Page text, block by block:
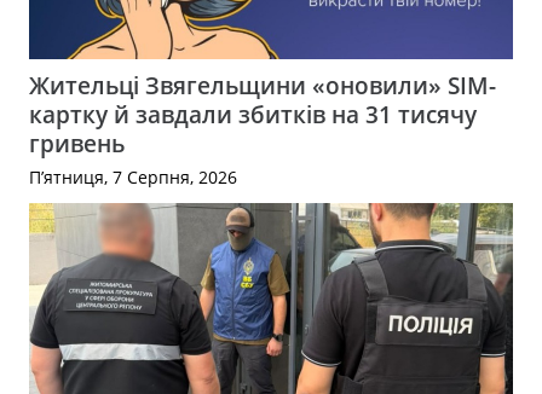
Жительці Звягельщини «оновили» SIM-
картку й завдали збитків на 31 тисячу
гривень
П’ятниця, 7 Серпня, 2026